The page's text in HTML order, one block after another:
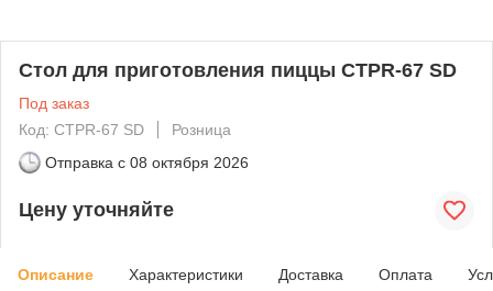
Стол для приготовления пиццы CTPR-67 SD
Под заказ
Код: CTPR-67 SD
Розница
Отправка с 08 октября 2026
Цену уточняйте
Описание Характеристики Доставка Оплата